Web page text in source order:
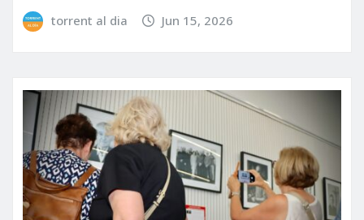
torrent al dia Jun 15, 2026